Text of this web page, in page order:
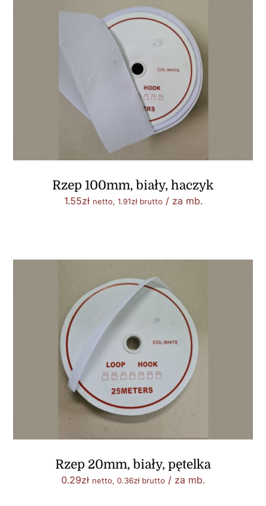
Rzep 100mm, biały, haczyk
1.55zł netto, 1.91złbrutto / za mb.
Rzep 20mm, biały, pętelka
0.29zł netto, 0.36zł brutto / za mb.